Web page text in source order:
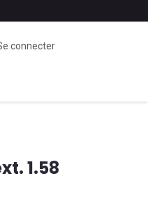
connecter
1.58